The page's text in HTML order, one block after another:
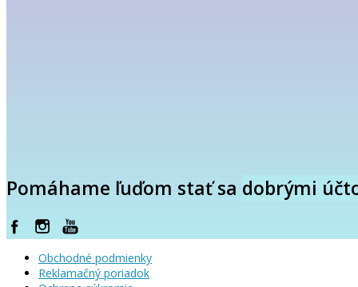
Pomáhame ľuďom stať sa dobrými
Obchodné podmienky
Reklamačný poriadok